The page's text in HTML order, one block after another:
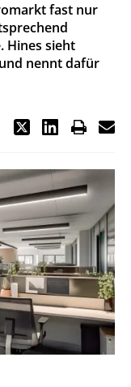
fast nur
Hines sieht
nennt dafür